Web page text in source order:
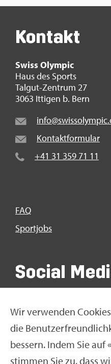
Wir ver­wen­den
die
bes­sern. Indem Sie auf
stim­men Sie zu, dass
Kon­takt
Swiss Olym­pic
Haus des Sports
Tal­gut-Zen­trum 27
3063 It­ti­gen b. Bern
Kon­takt­for­mu­lar
+41 31 359 71 11
FAQ
Sport­jobs
So­ci­al